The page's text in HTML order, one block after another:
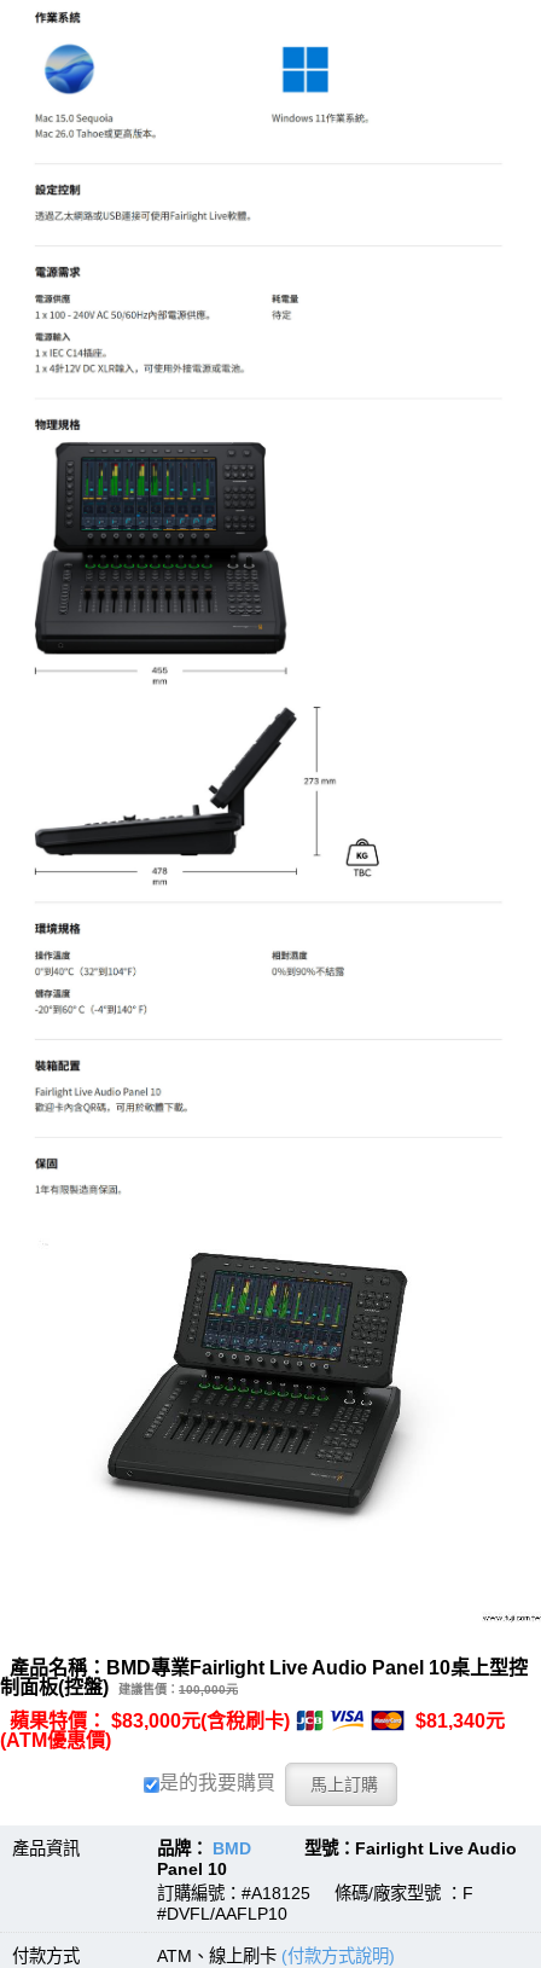
產品名稱：BMD專業Fairlight Live Audio Panel 10桌上型控
制面板(控盤)
建議售價： 100,000元
蘋果特價： $83,000元(含稅刷卡)
$81,340元
(ATM優惠價)
是的我要購買
產品資訊 品牌： BMD 型號：Fairlight Live Audio
Panel 10
訂購編號：#A18125 條碼/廠家型號 ：F
#DVFL/AAFLP10
付款方式 ATM、線上刷卡 (付款方式說明)